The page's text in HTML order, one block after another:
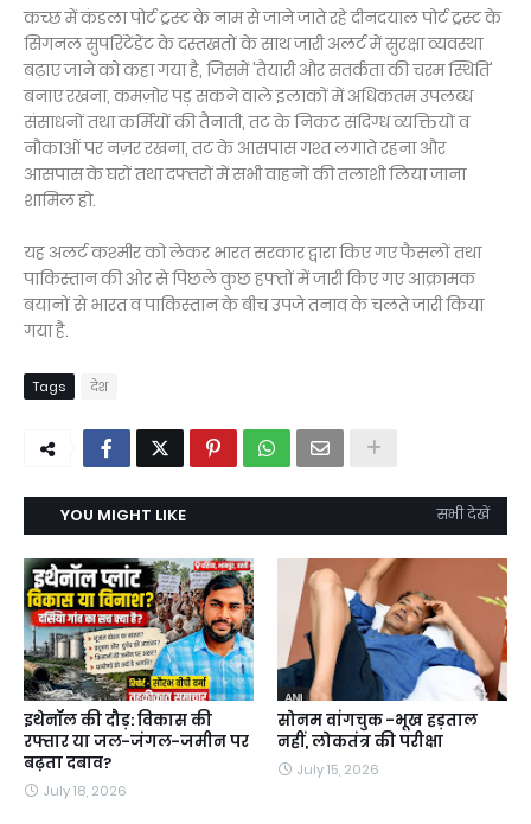
कच्छ में कंडला पोर्ट ट्रस्ट के नाम से जाने जाते रहे दीनदयाल पोर्ट ट्रस्ट के
सिगनल सुपरिंटेंडेंट के दस्तखतों के साथ जारी अलर्ट में सुरक्षा व्यवस्था
बढ़ाए जाने को कहा गया है, जिसमें 'तैयारी और सतर्कता की चरम स्थिति'
बनाए रखना, कमज़ोर पड़ सकने वाले इलाकों में अधिकतम उपलब्ध
संसाधनों तथा कर्मियों की तैनाती, तट के निकट संदिग्ध व्यक्तियों व
नौकाओं पर नज़र रखना, तट के आसपास गश्त लगाते रहना और
आसपास के घरों तथा दफ्तरों में सभी वाहनों की तलाशी लिया जाना
शामिल हो.
यह अलर्ट कश्मीर को लेकर भारत सरकार द्वारा किए गए फैसलों तथा
पाकिस्तान की ओर से पिछले कुछ हफ्तों में जारी किए गए आक्रामक
बयानों से भारत व पाकिस्तान के बीच उपजे तनाव के चलते जारी किया
गया है.
Tags देश
YOU MIGHT LIKE सभी देखें
इथेनॉल की दौड़: विकास की
रफ्तार या जल-जंगल-जमीन पर
बढ़ता दबाव?
July 18, 2026
सोनम वांगचुक -भूख हड़ताल
नहीं, लोकतंत्र की परीक्षा
July 15, 2026